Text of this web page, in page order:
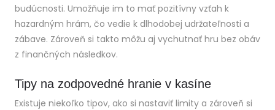
budúcnosti. Umožňuje im to mať pozitívny vzťah k
hazardným hrám, čo vedie k dlhodobej udržateľnosti a
zábave. Zároveň si takto môžu aj vychutnať hru bez obáv
z finančných následkov.
Tipy na zodpovedné hranie v kasíne
Existuje niekoľko tipov, ako si nastaviť limity a zároveň si